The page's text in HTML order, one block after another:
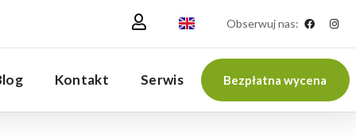
Obserwuj nas:
Kontakt Serwis Bezpłatna wycena